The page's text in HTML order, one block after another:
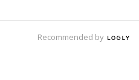
Recommended by